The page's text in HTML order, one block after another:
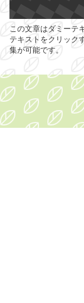
この文章はダミーテ
テキストをクリック
集が可能です。